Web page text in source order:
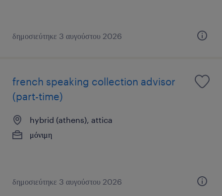
δημοσιεύτηκε 3 αυγούστου 2026
french speaking collection advisor
(part-time)
hybrid (athens), attica
μόνιμη
δημοσιεύτηκε 3 αυγούστου 2026